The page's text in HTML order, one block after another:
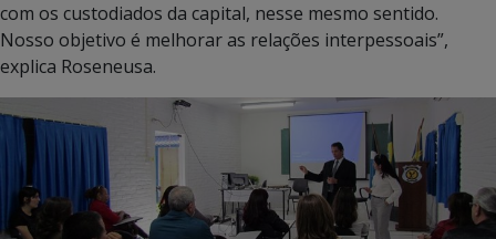
com os custodiados da capital, nesse mesmo sentido.
Nosso objetivo é melhorar as relações interpessoais”,
explica Roseneusa.